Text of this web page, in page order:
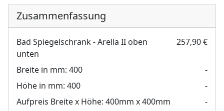
Zusammenfassung
Bad Spiegelschrank - Arella II oben
unten
257,90 €
Breite in mm: 400
-
Höhe in mm: 400
-
Aufpreis Breite x Höhe: 400mm x 400mm
-